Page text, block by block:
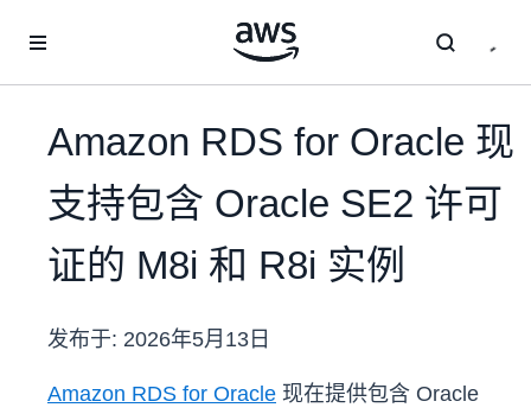
Amazon RDS for Oracle 现
支持包含 Oracle SE2 许可
证的 M8i 和 R8i 实例
发布于: 2026年5月13日
Amazon RDS for Oracle 现在提供包含 Oracle